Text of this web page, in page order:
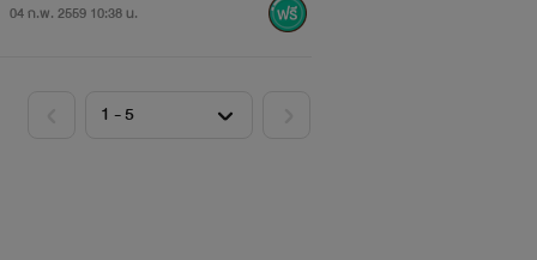
04 ก.พ. 2559 10:38 น.